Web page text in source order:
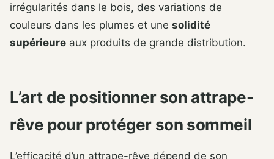
irrégularités dans le bois, des variations de
couleurs dans les plumes et une solidité
supérieure aux produits de grande distribution.
L’art de positionner son attrape-
rêve pour protéger son sommeil
L’efficacité d’un attrape-rêve dépend de son